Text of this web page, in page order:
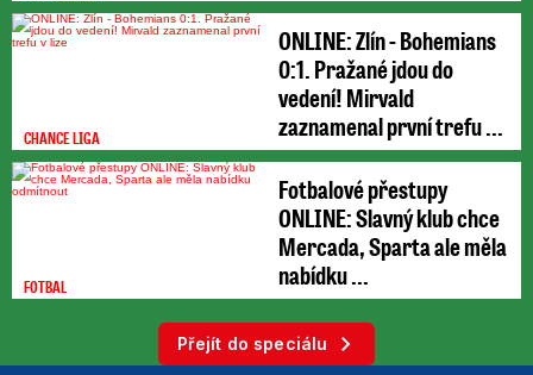
CHANCE LIGA
ONLINE: Zlín - Bohemians
0:1. Pražané jdou do
vedení! Mirvald
zaznamenal první trefu ...
FOTBAL
Fotbalové přestupy
ONLINE: Slavný klub chce
Mercada, Sparta ale měla
nabídku ...
Přejít do speciálu